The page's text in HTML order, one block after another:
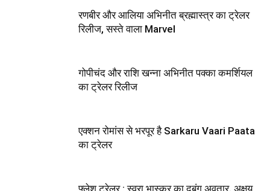
रणबीर और आलिया अभिनीत ब्रह्मास्‍त्र का ट्रेलर
रिलीज, सस्‍ते वाला Marvel
गोपीचंद और राशि खन्‍ना अभिनीत पक्का कमर्शियल
का ट्रेलर रिलीज
एक्शन रोमांस से भरपूर है Sarkaru Vaari Paata
का ट्रेलर
फ्लेश ट्रेलर : स्‍वरा भास्‍कर का दबंग अवतार, अक्षय